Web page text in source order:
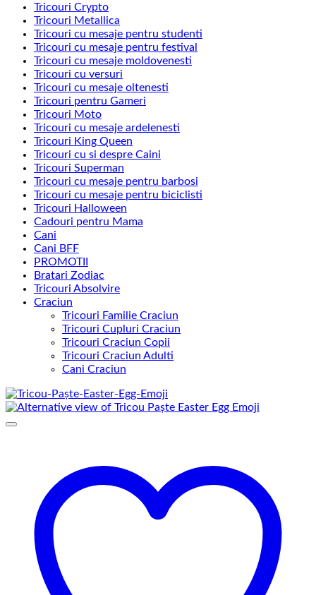
Tricouri Crypto
Tricouri Metallica
Tricouri cu mesaje pentru studenti
Tricouri cu mesaje pentru festival
Tricouri cu mesaje moldovenesti
Tricouri cu versuri
Tricouri cu mesaje oltenesti
Tricouri pentru Gameri
Tricouri Moto
Tricouri cu mesaje ardelenesti
Tricouri King Queen
Tricouri cu si despre Caini
Tricouri Superman
Tricouri cu mesaje pentru barbosi
Tricouri cu mesaje pentru biciclisti
Tricouri Halloween
Cadouri pentru Mama
Cani
Cani BFF
PROMOTII
Bratari Zodiac
Tricouri Absolvire
Craciun
Tricouri Familie Craciun
Tricouri Cupluri Craciun
Tricouri Craciun Copii
Tricouri Craciun Adulti
Cani Craciun